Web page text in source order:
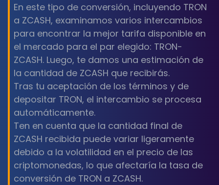
En este tipo de conversión, incluyendo TRON
a ZCASH, examinamos varios intercambios
para encontrar la mejor tarifa disponible en
el mercado para el par elegido: TRON-
ZCASH. Luego, te damos una estimación de
la cantidad de ZCASH que recibirás.
Tras tu aceptación de los términos y de
depositar TRON, el intercambio se procesa
automáticamente.
Ten en cuenta que la cantidad final de
ZCASH recibida puede variar ligeramente
debido a la volatilidad en el precio de las
criptomonedas, lo que afectaría la tasa de
conversión de TRON a ZCASH.